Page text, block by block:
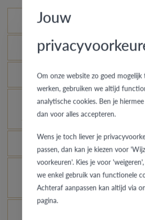
Mogelijke varianten
Wat is het echtheidscertificaat?
Hoe blijft je gouden ring er als
Voor welke ringen is de
geldig?
Kan elke ring gegraveerd worden?
Hoe kan ik zien hoe de ring er uit
andere kleur of breedte?
Jouw
Om onze website zo goed mogelijk
werken, gebruiken we altijd
analytische cookies. Ben je
dan voor alles accepteren.
Wens je toch liever je
passen, dan kan je kiezen voor
voorkeuren'. Kies je voor
we enkel gebruik van functionele
Achteraf aanpassen kan altijd via
pagina.